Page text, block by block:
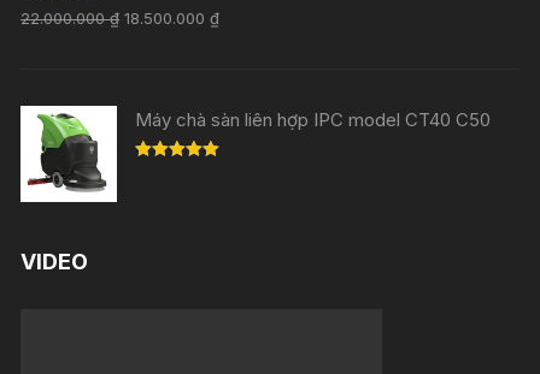
Rated5.00
out of 5
22.000.000₫ 18.500.000₫
Máy chà sàn liên hợp IPC model CT40 C50
VIDEO